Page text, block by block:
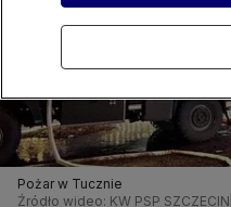
Pożar w Tucznie
Źródło wideo: KW PSP SZCZECIN